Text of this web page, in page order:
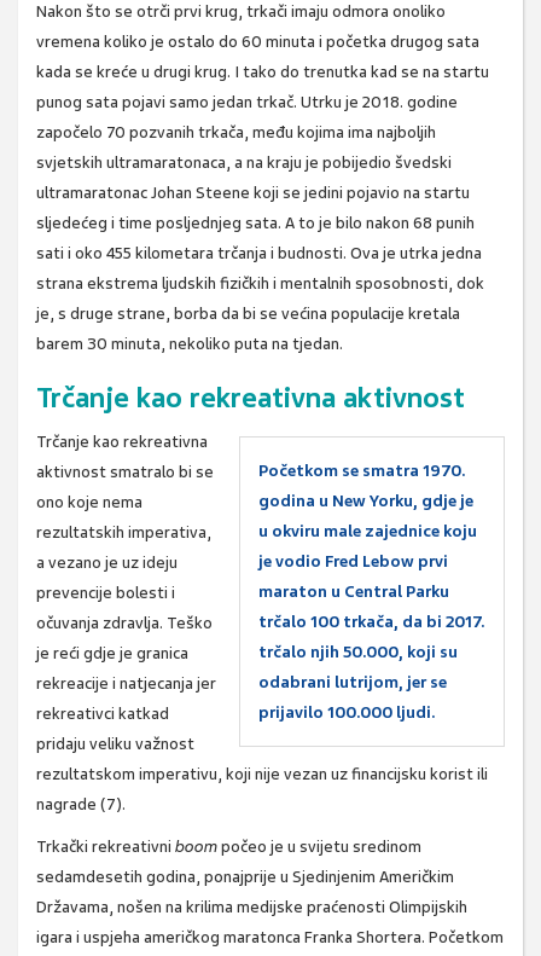
Nakon što se otrči prvi krug, trkači imaju odmora onoliko
vremena koliko je ostalo do 60 minuta i početka drugog sata
kada se kreće u drugi krug. I tako do trenutka kad se na startu
punog sata pojavi samo jedan trkač. Utrku je 2018. godine
započelo 70 pozvanih trkača, među kojima ima najboljih
svjetskih ultramaratonaca, a na kraju je pobijedio švedski
ultramaratonac Johan Steene koji se jedini pojavio na startu
sljedećeg i time posljednjeg sata. A to je bilo nakon 68 punih
sati i oko 455 kilometara trčanja i budnosti. Ova je utrka jedna
strana ekstrema ljudskih fizičkih i mentalnih sposobnosti, dok
je, s druge strane, borba da bi se većina populacije kretala
barem 30 minuta, nekoliko puta na tjedan.
Trčanje kao rekreativna aktivnost
Početkom se smatra 1970.
godina u New Yorku, gdje je
u okviru male zajednice koju
je vodio Fred Lebow prvi
maraton u Central Parku
trčalo 100 trkača, da bi 2017.
trčalo njih 50.000, koji su
odabrani lutrijom, jer se
prijavilo 100.000 ljudi.
Trčanje kao rekreativna
aktivnost smatralo bi se
ono koje nema
rezultatskih imperativa,
a vezano je uz ideju
prevencije bolesti i
očuvanja zdravlja. Teško
je reći gdje je granica
rekreacije i natjecanja jer
rekreativci katkad
pridaju veliku važnost
rezultatskom imperativu, koji nije vezan uz financijsku korist ili
nagrade (7).
Trkački rekreativni boompočeo je u svijetu sredinom
sedamdesetih godina, ponajprije u Sjedinjenim Američkim
Državama, nošen na krilima medijske praćenosti Olimpijskih
igara i uspjeha američkog maratonca Franka Shortera. Početkom